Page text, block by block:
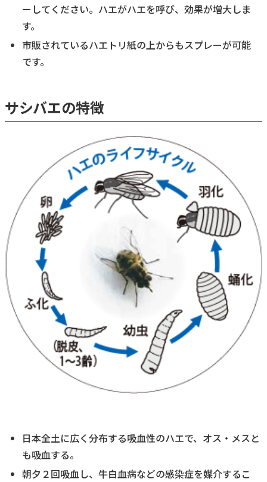
ーしてください。ハエがハエを呼び、効果が増大しま
す。
市販されているハエトリ紙の上からもスプレーが可能
です。
サシバエの特徴
日本全土に広く分布する吸血性のハエで、オス・メスと
も吸血する。
朝夕２回吸血し、牛白血病などの感染症を媒介するこ